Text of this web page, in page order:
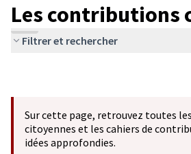
Les contributions
Filtrer et rechercher
Sur cette page, retrouvez toutes
citoyennes et les cahiers de
idées approfondies.